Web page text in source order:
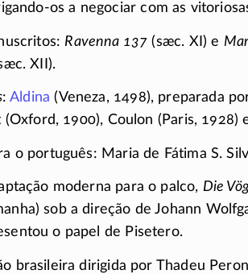
os a negociar com as
Ravenna 137 (sæc. XI) e
XII).
:Aldina (Veneza, 1498), preparada
(Oxford, 1900), Coulon (Paris, 1928)
o português: Maria de Fátima S.
moderna para o palco, Die
sob a direção de Johann
o papel de Pisetero.
brasileira dirigida por Thadeu